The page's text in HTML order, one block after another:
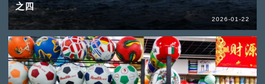
之四
2026-01-22